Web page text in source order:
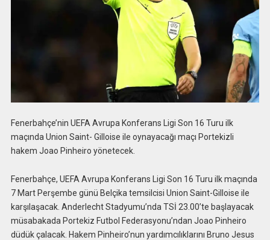
Fenerbahçe’nin UEFA Avrupa Konferans Ligi Son 16 Turu ilk
maçında Union Saint- Gilloise ile oynayacağı maçı Portekizli
hakem Joao Pinheiro yönetecek.
Fenerbahçe, UEFA Avrupa Konferans Ligi Son 16 Turu ilk maçında
7 Mart Perşembe günü Belçika temsilcisi Union Saint-Gilloise ile
karşılaşacak. Anderlecht Stadyumu’nda TSİ 23.00’te başlayacak
müsabakada Portekiz Futbol Federasyonu’ndan Joao Pinheiro
düdük çalacak. Hakem Pinheiro’nun yardımcılıklarını Bruno Jesus